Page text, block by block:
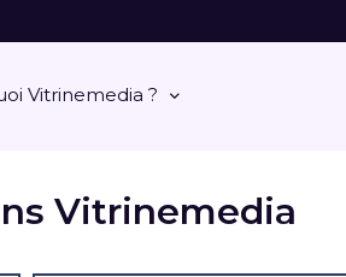
Vitrinemedia ?
Vitrinemedia